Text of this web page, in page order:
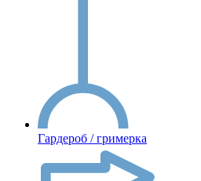
Гардероб / гримерка